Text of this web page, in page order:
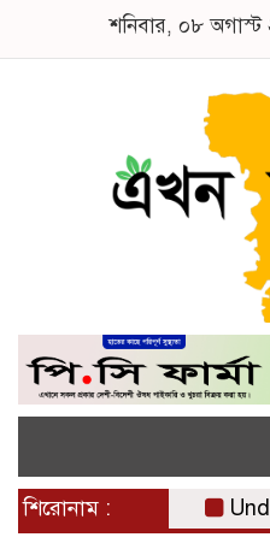
শনিবার, ০৮ অগাস্ট
শিরোনাম :